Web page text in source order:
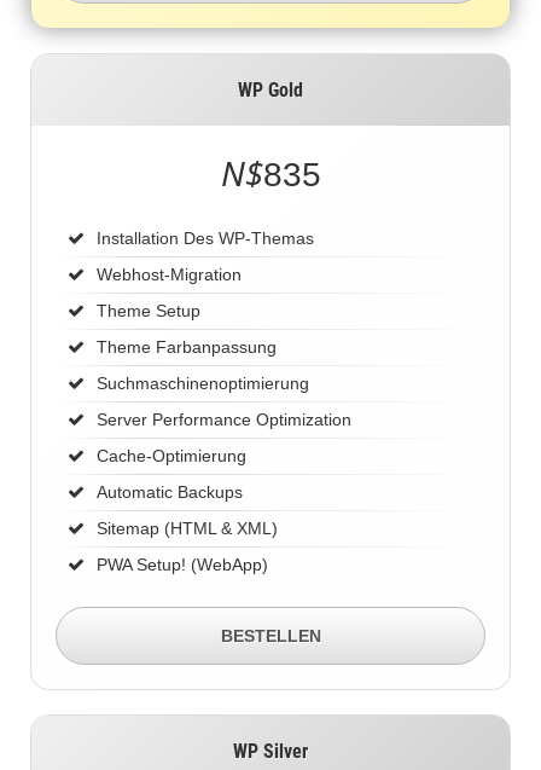
WP Gold
N$835
Installation Des WP-Themas
Webhost-Migration
Theme Setup
Theme Farbanpassung
Suchmaschinenoptimierung
Server Performance Optimization
Cache-Optimierung
Automatic Backups
Sitemap (HTML & XML)
PWA Setup! (WebApp)
BESTELLEN
WP Silver